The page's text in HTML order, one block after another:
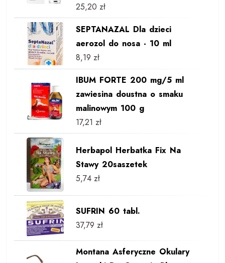
25,20 zł
SEPTANAZAL Dla dzieci
aerozol do nosa - 10 ml
8,19 zł
IBUM FORTE 200 mg/5 ml
zawiesina doustna o smaku
malinowym 100 g
17,21 zł
Herbapol Herbatka Fix Na
Stawy 20saszetek
5,74 zł
SUFRIN 60 tabl.
37,79 zł
Montana Asferyczne Okulary